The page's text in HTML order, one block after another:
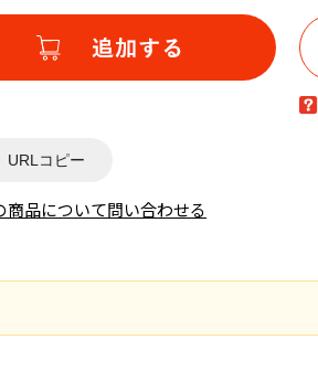
URLコピー
商品について問い合わせる